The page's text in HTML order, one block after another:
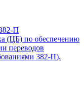
П
(ЦБ) по обеспечению
переводов
382-П).